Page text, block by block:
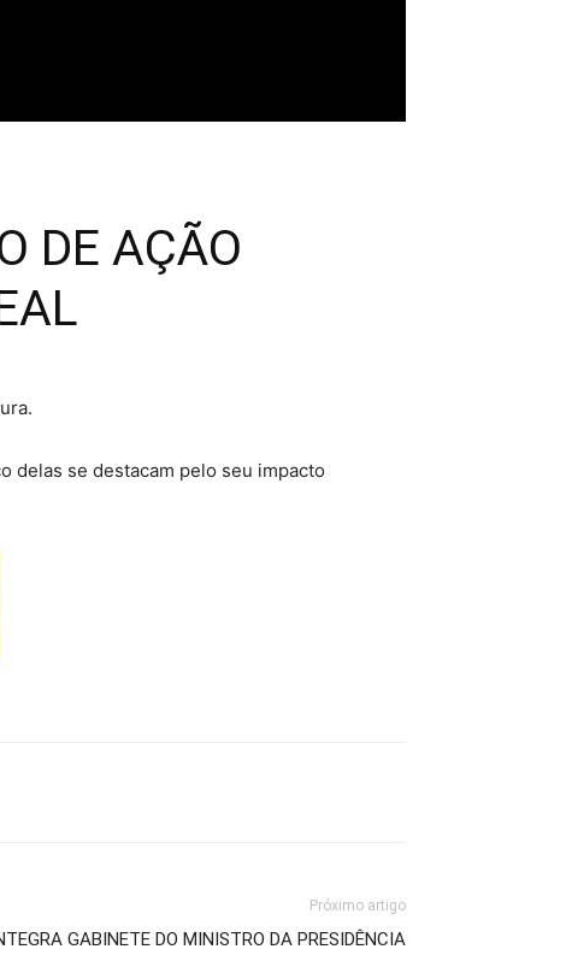
DE AÇÃO
delas se destacam pelo seu impacto
Próximo artigo
GABINETE DO MINISTRO DA PRESIDÊNCIA